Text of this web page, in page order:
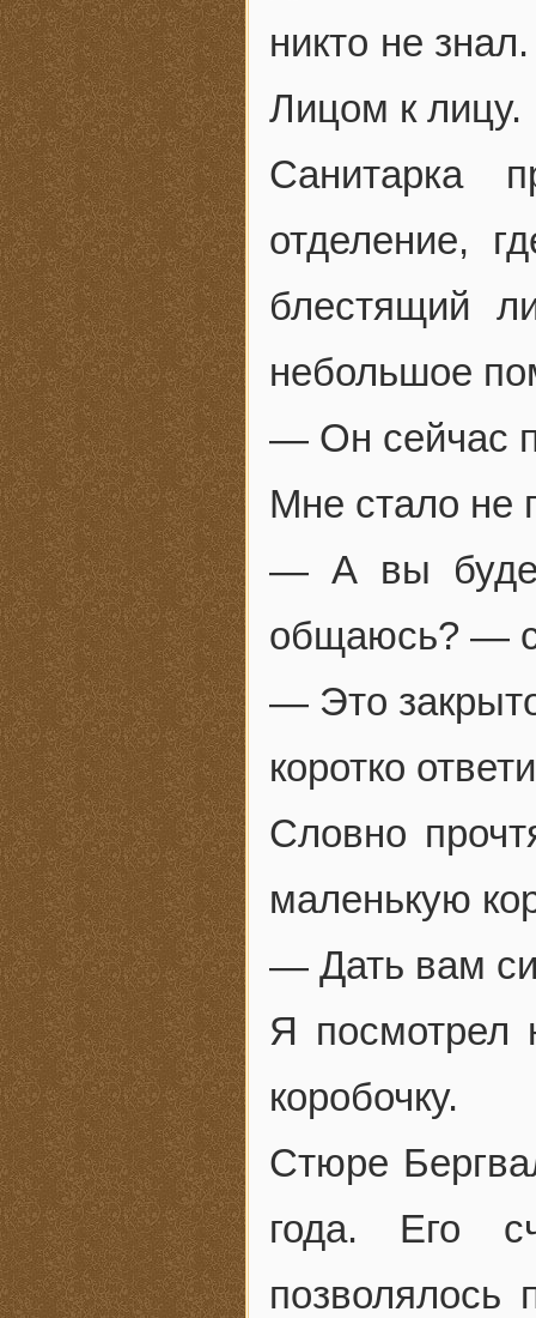
никто не
Лицом к лицу.
Санитарка
отделение,
блестящий
небольшое
— Он сейчас
Мне стало не
— А вы
общаюсь? —
— Это
коротко
Словно
маленькую
— Дать вам
Я посмотрел
коробочку.
Стюре
года. Его
позволялось